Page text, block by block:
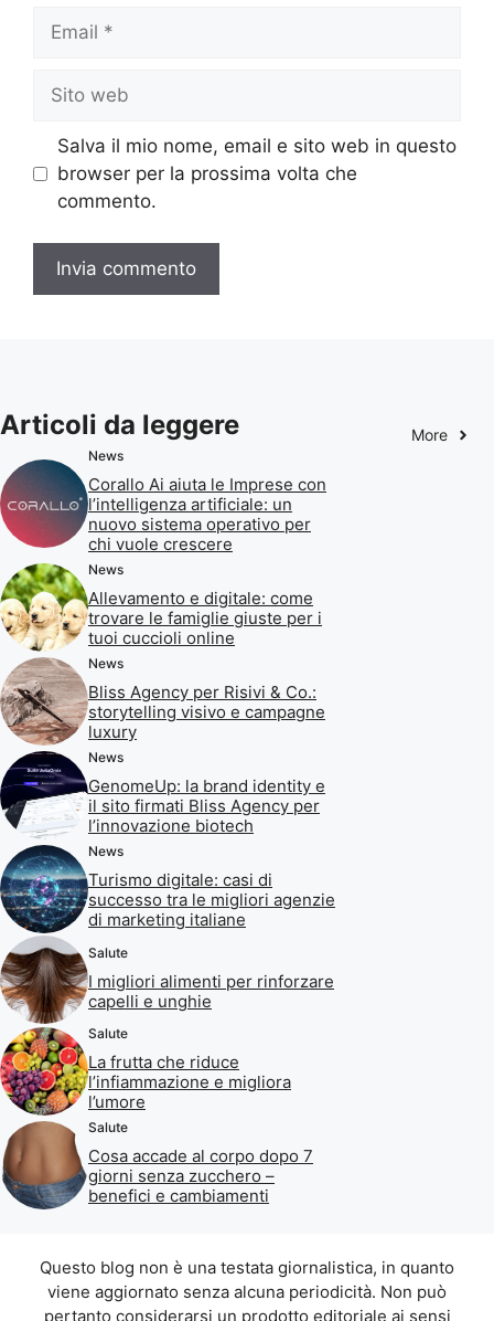
web
Salva il mio nome, email e sito web in questo
browser per la prossima volta che
commento.
Articoli da leggere More
News
Corallo Ai aiuta le Imprese con
l’intelligenza artificiale: un
nuovo sistema operativo per
chi vuole crescere
News
Allevamento e digitale: come
trovare le famiglie giuste per i
tuoi cuccioli online
News
Bliss Agency per Risivi & Co.:
storytelling visivo e campagne
luxury
News
GenomeUp: la brand identity e
il sito firmati Bliss Agency per
l’innovazione biotech
News
Turismo digitale: casi di
successo tra le migliori agenzie
di marketing italiane
Salute
I migliori alimenti per rinforzare
capelli e unghie
Salute
La frutta che riduce
l’infiammazione e migliora
l’umore
Salute
Cosa accade al corpo dopo 7
giorni senza zucchero –
benefici e cambiamenti
Questo blog non è una testata giornalistica, in quanto
viene aggiornato senza alcuna periodicità. Non può
pertanto considerarsi un prodotto editoriale ai sensi